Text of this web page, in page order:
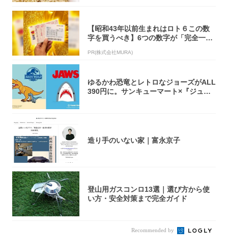
【昭和43年以前生まれはロト６この数
字を買うべき】6つの数字が「完全一
PR(株式会社MURA)
ゆるかわ恐竜とレトロなジョーズがALL
390円に。サンキューマート×『ジュラ
造り手のいない家｜富永京子
登山用ガスコンロ13選｜選び方から使
い方・安全対策まで完全ガイド
Recommended by